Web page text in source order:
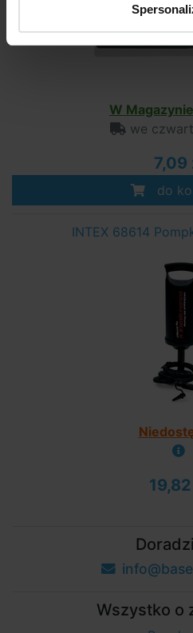
W
we
7,09
do
INTEX 68614
19,82
Wszystko o